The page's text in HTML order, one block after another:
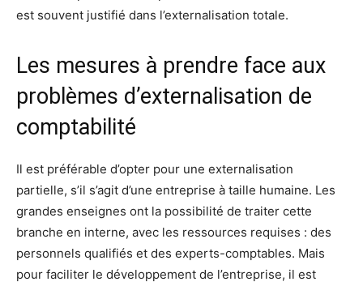
est souvent justifié dans l’externalisation totale.
Les mesures à prendre face aux
problèmes d’externalisation de
comptabilité
Il est préférable d’opter pour une externalisation
partielle, s’il s’agit d’une entreprise à taille humaine. Les
grandes enseignes ont la possibilité de traiter cette
branche en interne, avec les ressources requises : des
personnels qualifiés et des experts-comptables. Mais
pour faciliter le développement de l’entreprise, il est